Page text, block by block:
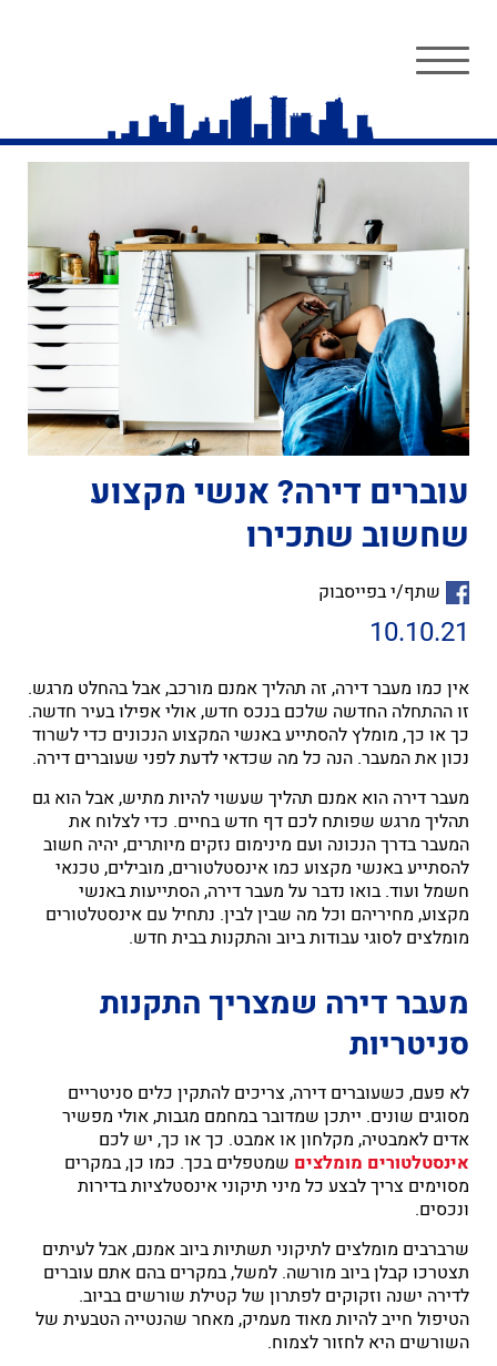
עוברים דירה? אנשי מקצוע
שחשוב שתכירו
שתף/י בפייסבוק
10.10.21
אין כמו מעבר דירה, זה תהליך אמנם מורכב, אבל בהחלט מרגש.
זו ההתחלה החדשה שלכם בנכס חדש, אולי אפילו בעיר חדשה.
כך או כך, מומלץ להסתייע באנשי המקצוע הנכונים כדי לשרוד
נכון את המעבר. הנה כל מה שכדאי לדעת לפני שעוברים דירה.
מעבר דירה הוא אמנם תהליך שעשוי להיות מתיש, אבל הוא גם
תהליך מרגש שפותח לכם דף חדש בחיים. כדי לצלוח את
המעבר בדרך הנכונה ועם מינימום נזקים מיותרים, יהיה חשוב
להסתייע באנשי מקצוע כמו אינסטלטורים, מובילים, טכנאי
חשמל ועוד. בואו נדבר על מעבר דירה, הסתייעות באנשי
מקצוע, מחיריהם וכל מה שבין לבין. נתחיל עם אינסטלטורים
מומלצים לסוגי עבודות ביוב והתקנות בבית חדש.
מעבר דירה שמצריך התקנות
סניטריות
לא פעם, כשעוברים דירה, צריכים להתקין כלים סניטריים
מסוגים שונים. ייתכן שמדובר במחמם מגבות, אולי מפשיר
אדים לאמבטיה, מקלחון או אמבט. כך או כך, יש לכם
אינסטלטורים מומלצים שמטפלים בכך. כמו כן, במקרים
מסוימים צריך לבצע כל מיני תיקוני אינסטלציות בדירות
ונכסים.
שרברבים מומלצים לתיקוני תשתיות ביוב אמנם, אבל לעיתים
תצטרכו קבלן ביוב מורשה. למשל, במקרים בהם אתם עוברים
לדירה ישנה וזקוקים לפתרון של קטילת שורשים בביוב.
הטיפול חייב להיות מאוד מעמיק, מאחר שהנטייה הטבעית של
השורשים היא לחזור לצמוח.